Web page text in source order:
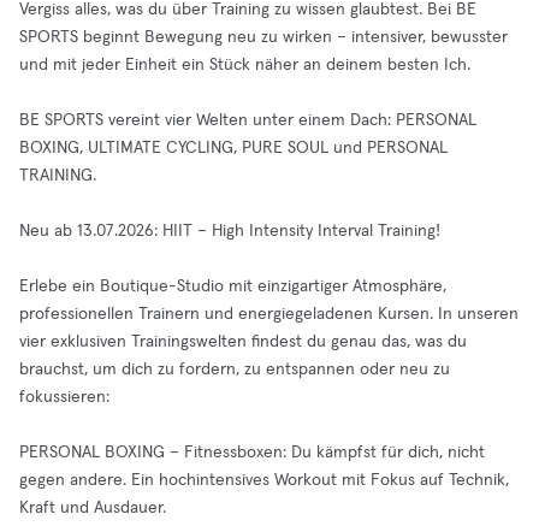
Vergiss alles, was du über Training zu wissen glaubtest. Bei BE
SPORTS beginnt Bewegung neu zu wirken – intensiver, bewusster
und mit jeder Einheit ein Stück näher an deinem besten Ich.
BE SPORTS vereint vier Welten unter einem Dach: PERSONAL
BOXING, ULTIMATE CYCLING, PURE SOUL und PERSONAL
TRAINING.
Neu ab 13.07.2026: HIIT – High Intensity Interval Training!
Erlebe ein Boutique-Studio mit einzigartiger Atmosphäre,
professionellen Trainern und energiegeladenen Kursen. In unseren
vier exklusiven Trainingswelten findest du genau das, was du
brauchst, um dich zu fordern, zu entspannen oder neu zu
fokussieren:
PERSONAL BOXING – Fitnessboxen: Du kämpfst für dich, nicht
gegen andere. Ein hochintensives Workout mit Fokus auf Technik,
Kraft und Ausdauer.